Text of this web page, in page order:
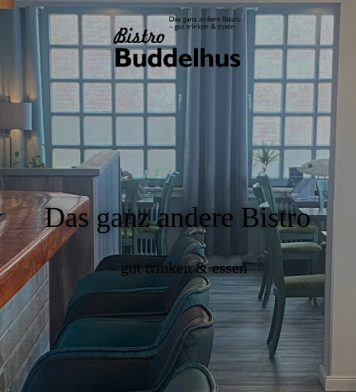
Das ganz andere Bistro
– gut trinken & essen